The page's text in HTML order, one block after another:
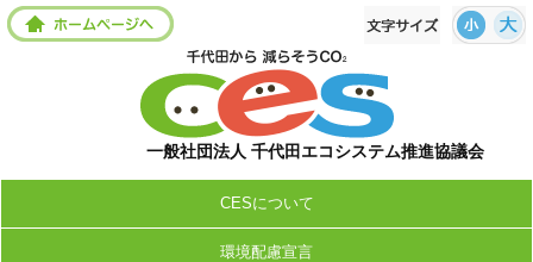
一般社団法人 千代田エコシステム推進協議会
CESについて
環境配慮宣言